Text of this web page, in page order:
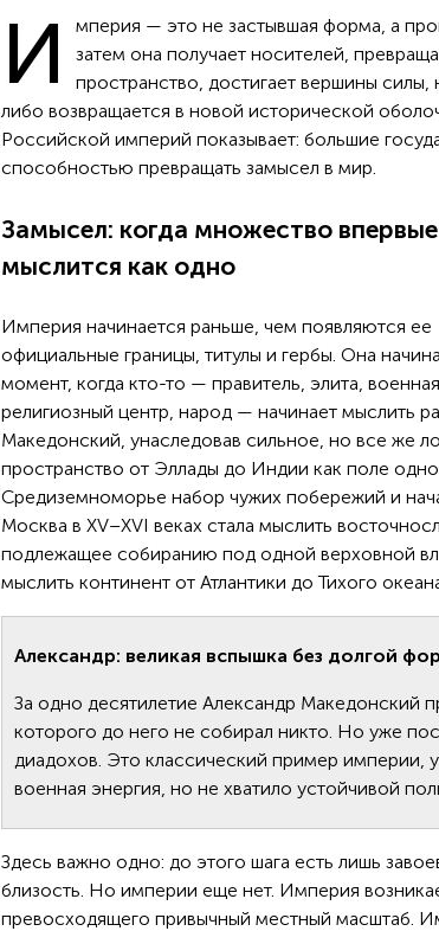
И
мперия — это не застывшая форма, а
затем она получает носителей,
пространство, достигает вершины силы,
либо возвращается в новой исторической
Российской империй показывает: большие
способностью превращать замысел в мир.
Замысел: когда множество впервые
мыслится как одно
Империя начинается раньше, чем появляются ее
официальные границы, титулы и гербы. Она
момент, когда кто-то — правитель, элита,
религиозный центр, народ — начинает мыслить
Македонский, унаследовав сильное, но все же
пространство от Эллады до Индии как поле
Средиземноморье набор чужих побережий и
Москва в XV–XVI веках стала мыслить
подлежащее собиранию под одной верховной
мыслить континент от Атлантики до Тихого
Александр: великая вспышка без долгой
За одно десятилетие Александр Македонский
которого до него не собирал никто. Но уже
диадохов. Это классический пример империи,
военная энергия, но не хватило устойчивой
Здесь важно одно: до этого шага есть лишь
близость. Но империи еще нет. Империя
превосходящего привычный местный масштаб.